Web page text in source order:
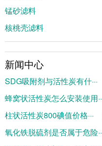
锰砂滤料
核桃壳滤料
新闻中心
SDG吸附剂与活性炭有什···
蜂窝状活性炭怎么安装使用
柱状活性炭800碘值价格···
氧化铁脱硫剂是否属于危险